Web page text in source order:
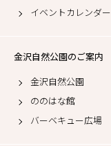
イベントカレンダー
金沢自然公園のご案内
金沢自然公園
ののはな館
バーベキュー広場